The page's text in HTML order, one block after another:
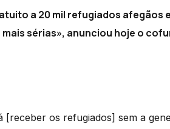
a 20 mil refugiados afegãos
sérias», anunciou hoje o
[receber os refugiados] sem a